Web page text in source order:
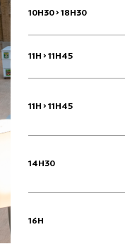
10H30 > 18H30
11H > 11H45
11H > 11H45
14H30
16H